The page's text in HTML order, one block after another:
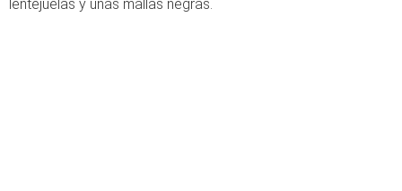
lentejuelas y unas mallas negras.